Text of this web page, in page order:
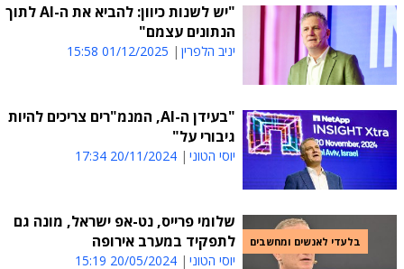
"יש לשנות כיוון: להביא את ה-AI לתוך
הנתונים עצמם"
יניב הלפרין 01/12/2025 15:58
"בעידן ה-AI, המנמ"רים צריכים להיות
גיבורי על"
יוסי הטוני 20/11/2024 17:34
בלעדי לאנשים ומחשבים
שלומי פרייס, נט-אפ ישראל, מונה גם
לתפקיד במערב אירופה
יוסי הטוני 20/05/2024 15:19